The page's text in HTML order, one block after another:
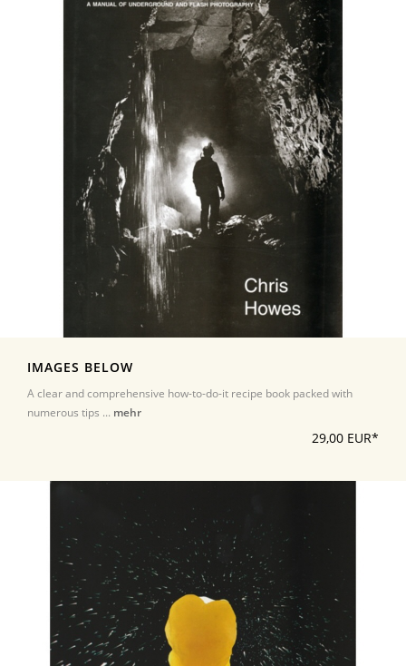
IMAGES BELOW
A clear and comprehensive how-to-do-it recipe book packed with
numerous tips ... mehr
29,00 EUR*